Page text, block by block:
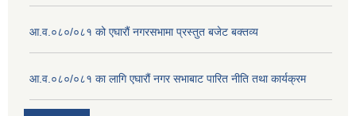
आ.व.०८०/०८१ को एघारौं नगरसभामा प्रस्तुत बजेट बक्तव्य
आ.व.०८०/०८१ का लागि एघारौं नगर सभाबाट पारित नीति तथा कार्यक्रम